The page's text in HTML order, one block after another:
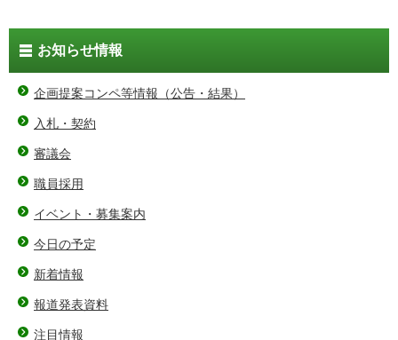
お知らせ情報
企画提案コンペ等情報（公告・結果）
入札・契約
審議会
職員採用
イベント・募集案内
今日の予定
新着情報
報道発表資料
注目情報